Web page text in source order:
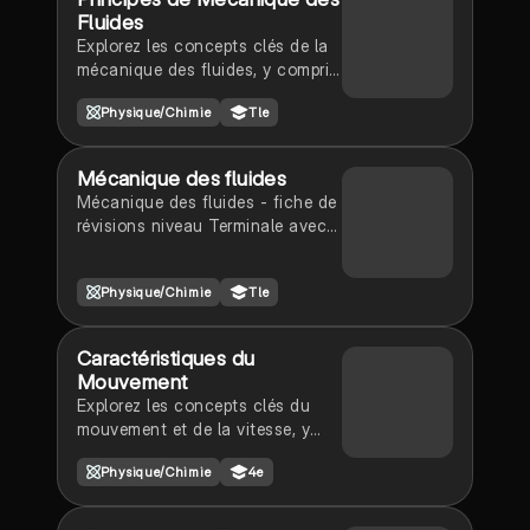
des équations essentielles
comme l'équation de continuité
et la loi de Stevino, ainsi que des
applications pratiques. Type:
résumé.
Fluides
Explorez les concepts clés de la
mécanique des fluides, y compris
l'écoulement d'un fluide
incompressible en régime
la relation de Bernoulli. Ce
résumé fournit une
compréhension approfondie des
fluides, essentiel pour les
étudiants en physique.
Physique/Chimie Tle
Mécanique des fluides
Mécanique des fluides - fiche de
révisions niveau Terminale avec
Physique/Chimie Tle
Caractéristiques du
Mouvement
Explorez les concepts clés du
mouvement et de la vitesse, y
vitesse moyenne, et les types de
mouvements (rectiligne,
Physique/Chimie 4e